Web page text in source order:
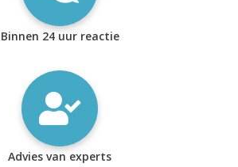
Binnen 24 uur reactie
Advies van experts